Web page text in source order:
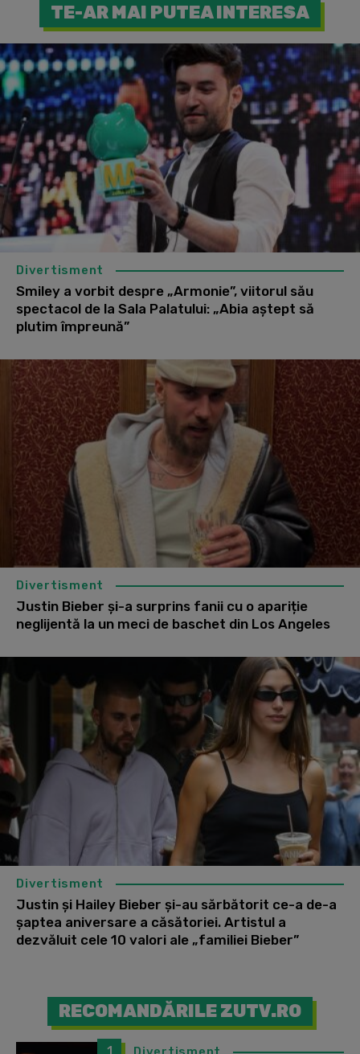
TE-AR MAI PUTEA INTERESA
Divertisment
Smiley a vorbit despre „Armonie”, viitorul său
spectacol de la Sala Palatului: „Abia aștept să
plutim împreună”
Divertisment
Justin Bieber și-a surprins fanii cu o apariție
neglijentă la un meci de baschet din Los Angeles
Divertisment
Justin și Hailey Bieber și-au sărbătorit ce-a de-a
șaptea aniversare a căsătoriei. Artistul a
dezvăluit cele 10 valori ale „familiei Bieber”
RECOMANDĂRILE ZUTV.RO
1